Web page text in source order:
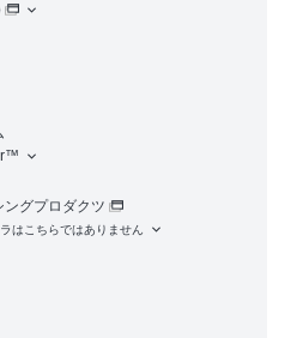
ングプロダクツ
はこちらではありません